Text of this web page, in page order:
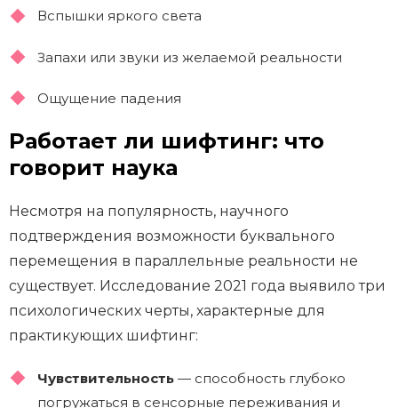
Вспышки яркого света
Запахи или звуки из желаемой реальности
Ощущение падения
Работает ли шифтинг: что
говорит наука
Несмотря на популярность, научного
подтверждения возможности буквального
перемещения в параллельные реальности не
существует. Исследование 2021 года выявило три
психологических черты, характерные для
практикующих шифтинг:
Чувствительность — способность глубоко
погружаться в сенсорные переживания и